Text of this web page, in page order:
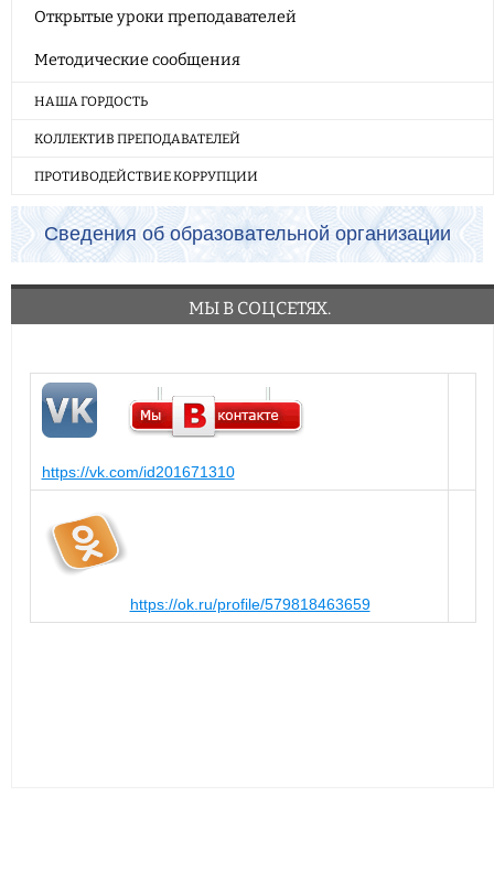
Открытые уроки преподавателей
Методические сообщения
НАША ГОРДОСТЬ
КОЛЛЕКТИВ ПРЕПОДАВАТЕЛЕЙ
ПРОТИВОДЕЙСТВИЕ КОРРУПЦИИ
Сведения об образовательной организации
МЫ В СОЦСЕТЯХ.
https://vk.com/id201671310
https://ok.ru/profile/579818463659